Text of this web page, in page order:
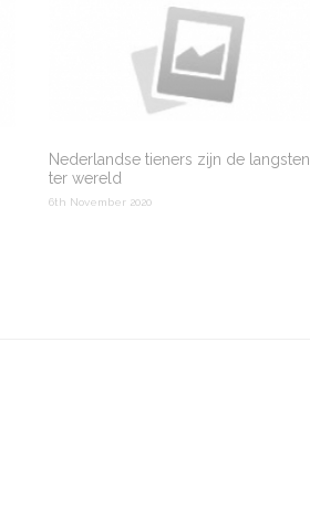
Nederlandse tieners zijn de langsten
ter wereld
6th November 2020